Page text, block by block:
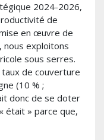
2024-2026,
de
en œuvre de
nous exploitons
sous serres.
de couverture
(10 % ;
donc de se doter
était » parce que,